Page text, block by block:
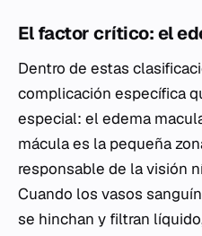
El factor crítico: el
Dentro de estas
complicación específica
especial: el edema
mácula es la pequeña
responsable de la visión
Cuando los vasos
se hinchan y filtran